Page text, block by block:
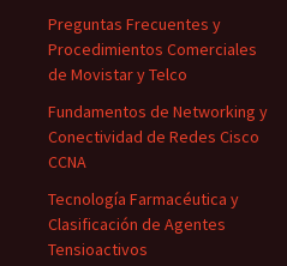
Preguntas Frecuentes y
Procedimientos Comerciales
de Movistar y Telco
Fundamentos de Networking y
Conectividad de Redes Cisco
CCNA
Tecnología Farmacéutica y
Clasificación de Agentes
Tensioactivos